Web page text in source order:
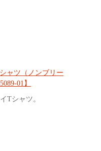
ャツ（ノンブリー
01】
Tシャツ。